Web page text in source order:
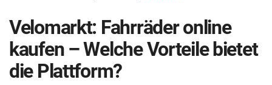
Velomarkt: Fahrräder online
kaufen – Welche Vorteile bietet
die Plattform?